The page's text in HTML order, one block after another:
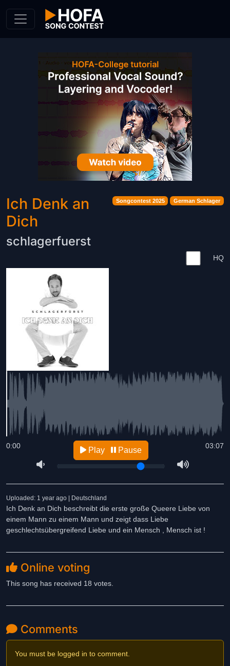
Songcontest 2025 German Schlager
Ich Denk an
Dich
schlagerfuerst
HQ
03:07
0:00 Play Pause
Uploaded: 1 year ago | Deutschland
Ich Denk an Dich beschreibt die erste große Queere Liebe von
einem Mann zu einem Mann und zeigt dass Liebe
geschlechtsübergreifend Liebe und ein Mensch , Mensch ist !
Online voting
This song has received 18 votes.
Comments
You must be logged in to comment.